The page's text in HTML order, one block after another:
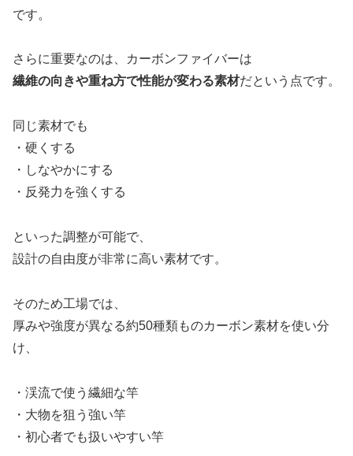
です。
さらに重要なのは、カーボンファイバーは
繊維の向きや重ね方で性能が変わる素材だという点です。
同じ素材でも
・硬くする
・しなやかにする
・反発力を強くする
といった調整が可能で、
設計の自由度が非常に高い素材です。
そのため工場では、
厚みや強度が異なる約50種類ものカーボン素材を使い分
け、
・渓流で使う繊細な竿
・大物を狙う強い竿
・初心者でも扱いやすい竿